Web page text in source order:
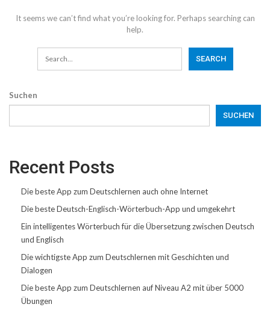
It seems we can’t find what you’re looking for. Perhaps searching can
help.
Suchen
SUCHEN
Recent Posts
Die beste App zum Deutschlernen auch ohne Internet
Die beste Deutsch-Englisch-Wörterbuch-App und umgekehrt
Ein intelligentes Wörterbuch für die Übersetzung zwischen Deutsch
und Englisch
Die wichtigste App zum Deutschlernen mit Geschichten und
Dialogen
Die beste App zum Deutschlernen auf Niveau A2 mit über 5000
Übungen